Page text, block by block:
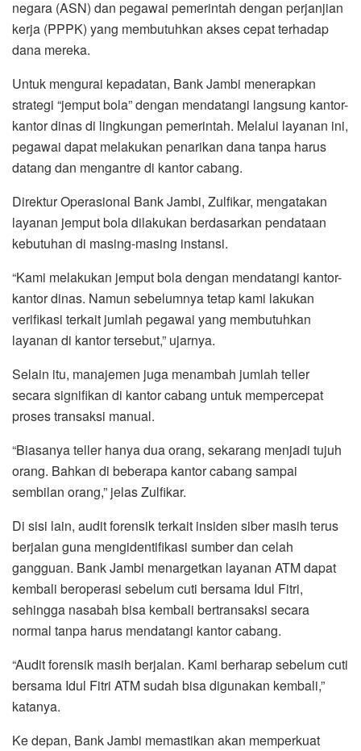
negara (ASN) dan pegawai pemerintah dengan perjanjian
kerja (PPPK) yang membutuhkan akses cepat terhadap
dana mereka.
Untuk mengurai kepadatan, Bank Jambi menerapkan
strategi “jemput bola” dengan mendatangi langsung kantor-
kantor dinas di lingkungan pemerintah. Melalui layanan ini,
pegawai dapat melakukan penarikan dana tanpa harus
datang dan mengantre di kantor cabang.
Direktur Operasional Bank Jambi, Zulfikar, mengatakan
layanan jemput bola dilakukan berdasarkan pendataan
kebutuhan di masing-masing instansi.
“Kami melakukan jemput bola dengan mendatangi kantor-
kantor dinas. Namun sebelumnya tetap kami lakukan
verifikasi terkait jumlah pegawai yang membutuhkan
layanan di kantor tersebut,” ujarnya.
Selain itu, manajemen juga menambah jumlah teller
secara signifikan di kantor cabang untuk mempercepat
proses transaksi manual.
“Biasanya teller hanya dua orang, sekarang menjadi tujuh
orang. Bahkan di beberapa kantor cabang sampai
sembilan orang,” jelas Zulfikar.
Di sisi lain, audit forensik terkait insiden siber masih terus
berjalan guna mengidentifikasi sumber dan celah
gangguan. Bank Jambi menargetkan layanan ATM dapat
kembali beroperasi sebelum cuti bersama Idul Fitri,
sehingga nasabah bisa kembali bertransaksi secara
normal tanpa harus mendatangi kantor cabang.
“Audit forensik masih berjalan. Kami berharap sebelum cuti
bersama Idul Fitri ATM sudah bisa digunakan kembali,”
katanya.
Ke depan, Bank Jambi memastikan akan memperkuat